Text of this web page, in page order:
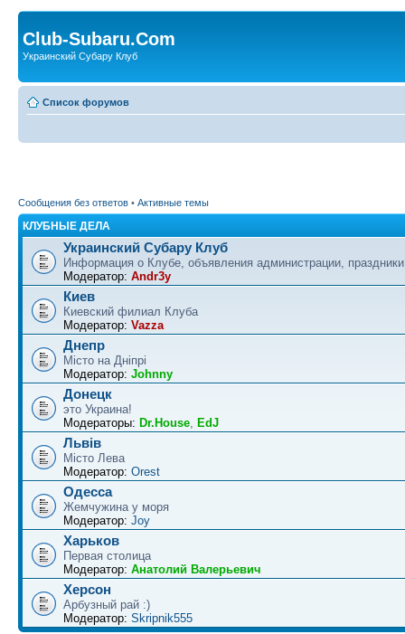
Club-Subaru.Com
Украинский Субару Клуб
Список форумов
Сообщения без ответов • Активные темы
КЛУБНЫЕ ДЕЛА
Украинский Субару Клуб
Информация о Клубе, объявления администрации,
Модератор: Andr3y
Киев
Киевский филиал Клуба
Модератор: Vazza
Днепр
Місто на Дніпрі
Модератор: Johnny
Донецк
это Украина!
Модераторы: Dr.House, EdJ
Львів
Місто Лева
Модератор: Orest
Одесса
Жемчужина у моря
Модератор: Joy
Харьков
Первая столица
Модератор: Анатолий Валерьевич
Херсон
Арбузный рай :)
Модератор: Skripnik555